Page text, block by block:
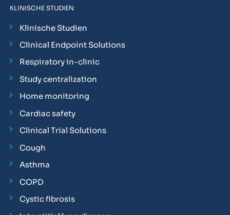
KLINISCHE STUDIEN
Klinische Studien
Clinical Endpoint Solutions
Respiratory in-clinic
Study centralization
Home monitoring
Cardiac safety
Clinical Trial Solutions
Cough
Asthma
COPD
Cystic fibrosis